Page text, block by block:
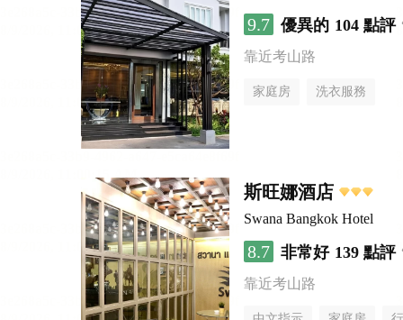
9.7 優異的 104 點評
靠近考山路
家庭房 洗衣服務
斯旺娜酒店
Swana Bangkok Hotel
8.7 非常好 139 點評
靠近考山路